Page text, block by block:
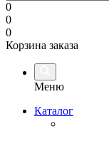
0
0
0
Корзина заказа
Меню
Каталог